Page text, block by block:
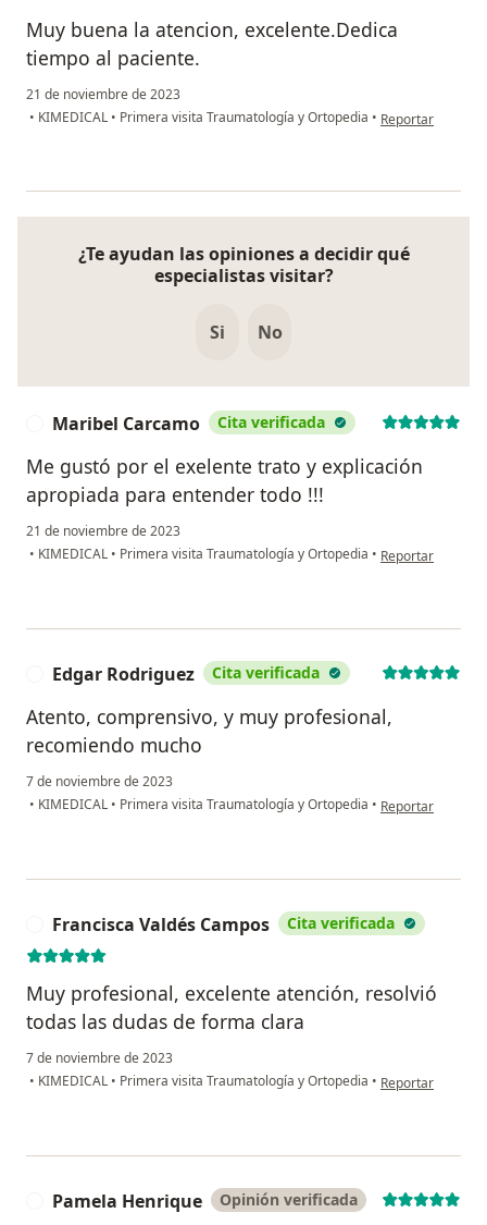
Muy buena la atencion, excelente.Dedica
tiempo al paciente.
21 de noviembre de 2023
• KIMEDICAL • Primera visita Traumatología y Ortopedia • en opinión del
Reportar
¿Te ayudan las opiniones a decidir qué
especialistas visitar?
Si No
Maribel Carcamo Cita verificada
Me gustó por el exelente trato y explicación
apropiada para entender todo !!!
21 de noviembre de 2023
• KIMEDICAL • Primera visita Traumatología y Ortopedia • en opinión del
Reportar
Edgar Rodriguez Cita verificada
Atento, comprensivo, y muy profesional,
recomiendo mucho
7 de noviembre de 2023
• KIMEDICAL • Primera visita Traumatología y Ortopedia • en opinión del
Reportar
Francisca Valdés Campos Cita verificada
Muy profesional, excelente atención, resolvió
todas las dudas de forma clara
7 de noviembre de 2023
• KIMEDICAL • Primera visita Traumatología y Ortopedia • en opinión del
Reportar
Pamela Henrique Opinión verificada